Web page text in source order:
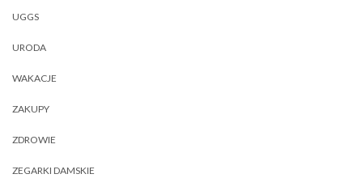
UGGS
URODA
WAKACJE
ZAKUPY
ZDROWIE
ZEGARKI DAMSKIE